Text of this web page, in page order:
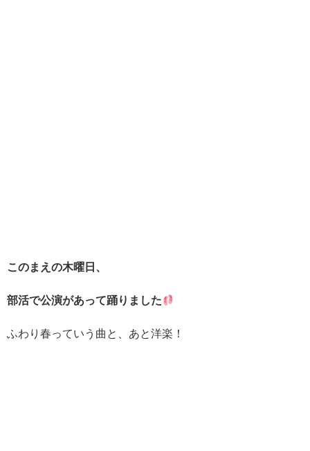
このまえの木曜日、
部活で公演があって踊りました
ふわり春っていう曲と、あと洋楽！